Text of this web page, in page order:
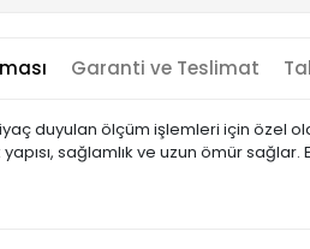
Garanti ve Teslimat
duyulan ölçüm işlemleri için özel
sağlamlık ve uzun ömür sağlar.